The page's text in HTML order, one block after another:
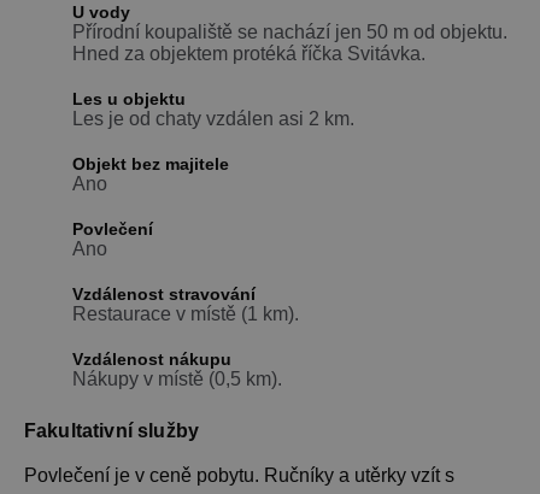
U vody
Přírodní koupaliště se nachází jen 50 m od objektu.
Hned za objektem protéká říčka Svitávka.
Les u objektu
Les je od chaty vzdálen asi 2 km.
Objekt bez majitele
Ano
Povlečení
Ano
Vzdálenost stravování
Restaurace v místě (1 km).
Vzdálenost nákupu
Nákupy v místě (0,5 km).
Fakultativní služby
Povlečení je v ceně pobytu. Ručníky a utěrky vzít s